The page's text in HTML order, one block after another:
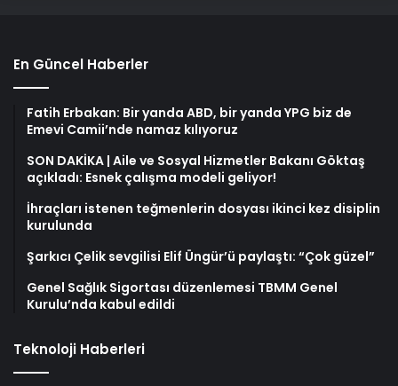
En Güncel Haberler
Fatih Erbakan: Bir yanda ABD, bir yanda YPG biz de
Emevi Camii’nde namaz kılıyoruz
SON DAKİKA | Aile ve Sosyal Hizmetler Bakanı Göktaş
açıkladı: Esnek çalışma modeli geliyor!
İhraçları istenen teğmenlerin dosyası ikinci kez disiplin
kurulunda
Şarkıcı Çelik sevgilisi Elif Üngür’ü paylaştı: “Çok güzel”
Genel Sağlık Sigortası düzenlemesi TBMM Genel
Kurulu’nda kabul edildi
Teknoloji Haberleri